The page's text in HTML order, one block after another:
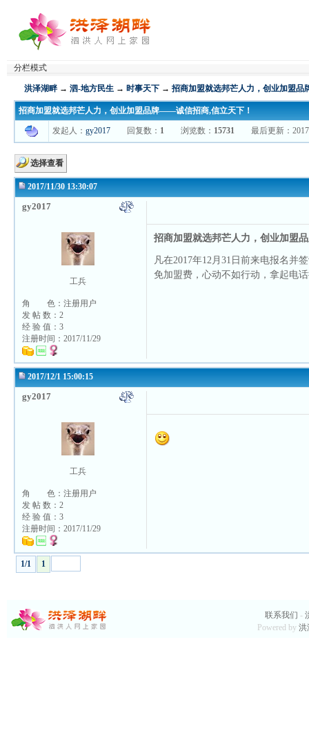
分栏模式
洪泽湖畔 → 泗-地方民生 → 时事天下 → 招商加盟就选邦芒人力，创业加盟
招商加盟就选邦芒人力，创业加盟品牌——诚信招商,信立天下！
发起人： gy2017 回复数： 1 浏览数： 15731 最后更新：2017/
选择查看
2017/11/30 13:30:07
gy2017
工兵
角 色：注册用户
发 帖 数：2
经 验 值：3
注册时间：2017/11/29
招商加盟就选邦芒人力，创业加盟
凡在2017年12月31日前来电报名并
免加盟费，心动不如行动，拿起电
2017/12/1 15:00:15
gy2017
工兵
角 色：注册用户
发 帖 数：2
经 验 值：3
注册时间：2017/11/29
1/1 1
联系我们 -
Powered by 洪